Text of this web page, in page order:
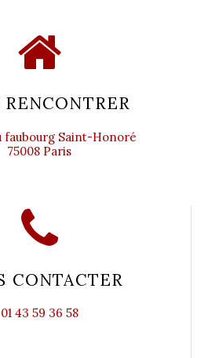
RENCONTRER
faubourg Saint-Honoré
75008 Paris
CONTACTER
01 43 59 36 58